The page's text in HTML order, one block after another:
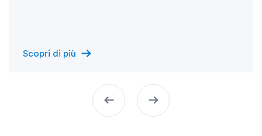
Scopri di più arrow_right_alt
arrow_left_alt arrow_right_alt